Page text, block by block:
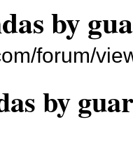
by
forum/
by